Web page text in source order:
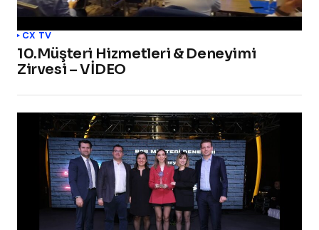
CX TV
10.Müşteri Hizmetleri & Deneyimi
Zirvesi – VİDEO